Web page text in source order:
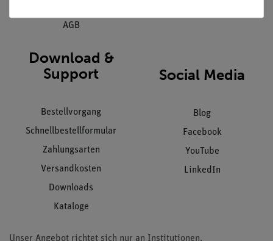
AGB
Download &
Support
Bestellvorgang
Schnellbestellformular
Zahlungsarten
Versandkosten
Downloads
Kataloge
Social Media
Blog
Facebook
YouTube
LinkedIn
Unser Angebot richtet sich nur an Institutionen,